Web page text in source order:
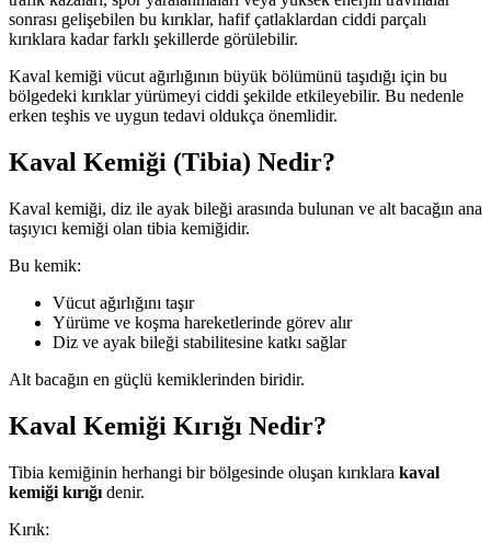
sonrası gelişebilen bu kırıklar, hafif çatlaklardan ciddi parçalı
kırıklara kadar farklı şekillerde görülebilir.
Kaval kemiği vücut ağırlığının büyük bölümünü taşıdığı için bu
bölgedeki kırıklar yürümeyi ciddi şekilde etkileyebilir. Bu nedenle
erken teşhis ve uygun tedavi oldukça önemlidir.
Kaval Kemiği (Tibia) Nedir?
Kaval kemiği, diz ile ayak bileği arasında bulunan ve alt bacağın ana
taşıyıcı kemiği olan tibia kemiğidir.
Bu kemik:
Vücut ağırlığını taşır
Yürüme ve koşma hareketlerinde görev alır
Diz ve ayak bileği stabilitesine katkı sağlar
Alt bacağın en güçlü kemiklerinden biridir.
Kaval Kemiği Kırığı Nedir?
Tibia kemiğinin herhangi bir bölgesinde oluşan kırıklara kaval
kemiği kırığı denir.
Kırık: